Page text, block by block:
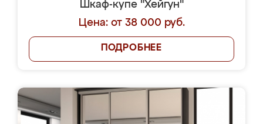
Шкаф-купе "Хейгун"
Цена: от 38 000 руб.
ПОДРОБНЕЕ